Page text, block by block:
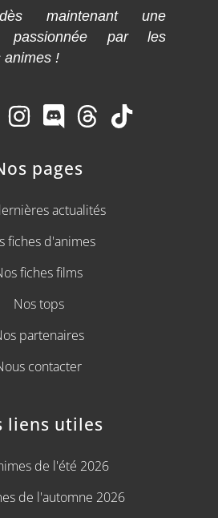
maintenant une
passionnée par les
animes !
pages
actualités
fiches d'animes
fiches films
Nos tops
partenaires
contacter
liens utiles
de l'été 2026
de l'automne 2026